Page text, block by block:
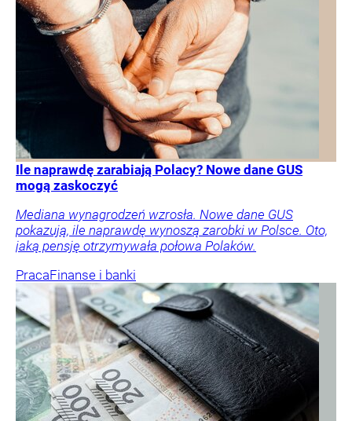
Ile naprawdę zarabiają Polacy? Nowe dane GUS
mogą zaskoczyć
Mediana wynagrodzeń wzrosła. Nowe dane GUS
pokazują, ile naprawdę wynoszą zarobki w Polsce. Oto,
jaką pensję otrzymywała połowa Polaków.
PracaFinanse i banki